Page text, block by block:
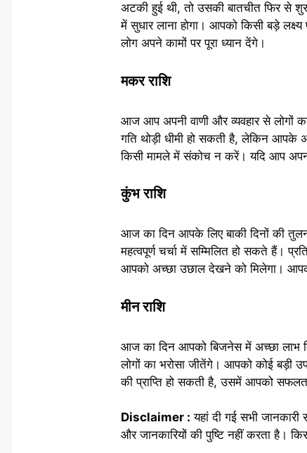
अटकी हुई थी, तो उसकी बातचीत फिर से
में सुधार लाना होगा। आपको किसी बड़े
लोग अपने कामों पर पूरा ध्यान देंगे।
मकर राशि
आज आप अपनी वाणी और व्यवहार से लोगों
गति थोड़ी धीमी हो सकती है, लेकिन आपके
किसी मामले में संकोच न करें। यदि आप अपनी
कुंभ राशि
आज का दिन आपके लिए बाकी दिनों की
महत्वपूर्ण चर्चा में सम्मिलित हो सकते हैं।
आपको अच्छा उछाल देखने को मिलेगा। आपको
मीन राशि
आज का दिन आपको बिजनेस में अच्छा लाभ
लोगों का भरोसा जीतेंगे। आपको कोई बड़ी
की प्राप्ति हो सकती है, उसमें आपको
Disclaimer : यहां दी गई सभी जानकारी
और जानकारियों की पुष्टि नहीं करता है।